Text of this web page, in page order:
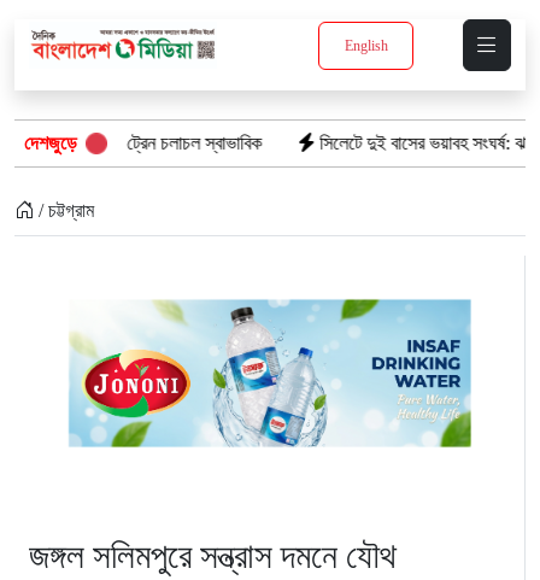
English
দেশজুড়ে
ট্রেন চলাচল স্বাভাবিক সিলেটে দুই বাসের ভয়াবহ সংঘর্ষ: ঝরে গেল ৮টি
/ চট্টগ্রাম
জঙ্গল সলিমপুরে সন্ত্রাস দমনে যৌথ